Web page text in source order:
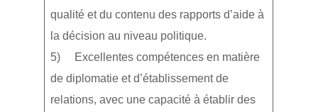
qualité et du contenu des rapports d’aide à
la décision au niveau politique.
5) Excellentes compétences en matière
de diplomatie et d’établissement de
relations, avec une capacité à établir des